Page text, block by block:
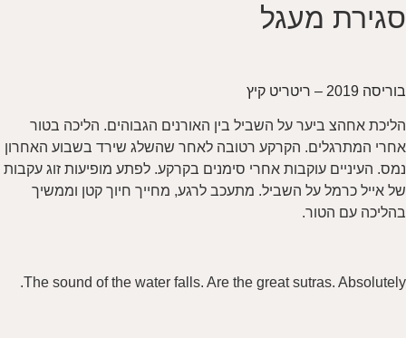
סגירת מעגל
בוריסה 2019 – ריטריט קיץ
הליכת אחהצ ביער על השביל בין האורנים הגבוהים. הליכה בטור
אחרי המתרגלים. הקרקע רטובה לאחר שהשלג שירד בשבוע האחרון
נמס. העיניים עוקבות אחרי סימנים בקרקע. לפתע מופיעות זוג עקבות
של אייל כרמל על השביל. מתעכב לרגע, מחייך חיוך קטן וממשיך
בהליכה עם הטור.
The sound of the water falls. Are the great sutras. Absolutely.